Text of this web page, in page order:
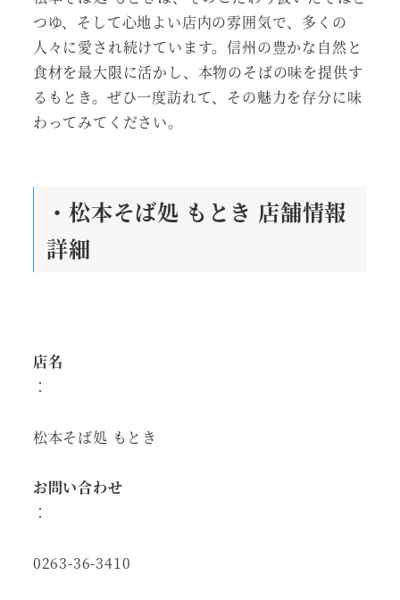
つゆ、そして心地よい店内の雰囲気で、多くの
人々に愛され続けています。信州の豊かな自然と
食材を最大限に活かし、本物のそばの味を提供す
るもとき。ぜひ一度訪れて、その魅力を存分に味
わってみてください。
・松本そば処 もとき 店舗情報
詳細
店名
：
松本そば処 もとき
お問い合わせ
：
0263-36-3410